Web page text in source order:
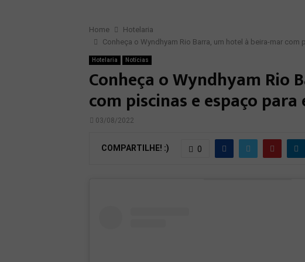
Home
Hotelaria
Conheça o Wyndhyam Rio Barra, um hotel à beira-mar
Hotelaria Notícias
Conheça o Wyndhyam Rio
com piscinas e espaço
03/08/2022
COMPARTILHE! :) 0